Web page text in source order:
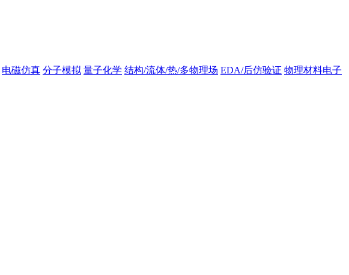
电磁仿真 分子模拟 量子化学 结构/流体/热/多物理场 EDA/后仿验证 物理材料电子